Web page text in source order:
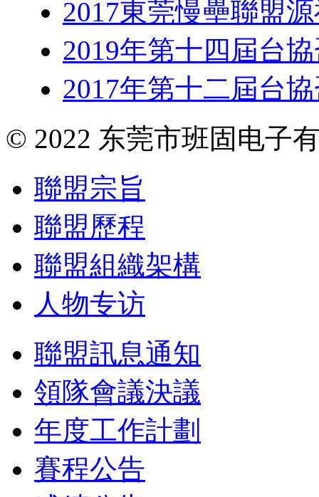
2017東莞慢壘聯盟
2019年第十四屆台
2017年第十二屆台
© 2022 东莞市班固电子
聯盟宗旨
聯盟歷程
聯盟組織架構
人物专访
聯盟訊息通知
領隊會議決議
年度工作計劃
賽程公告